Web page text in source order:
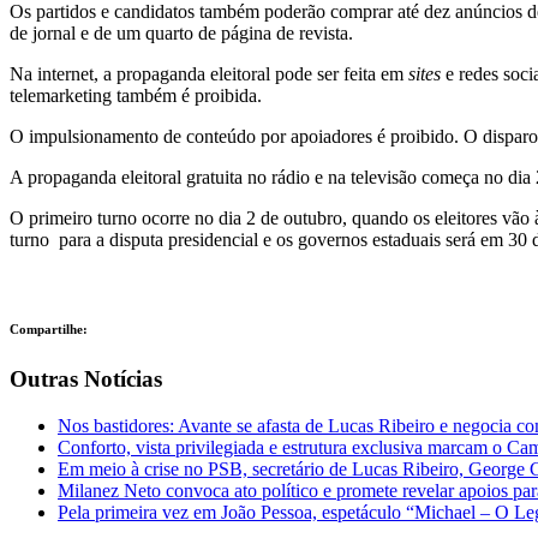
Os partidos e candidatos também poderão comprar até dez
de jornal e de um quarto de página de revista.
Na internet, a propaganda eleitoral pode ser feita em sites e redes
telemarketing também é proibida.
O impulsionamento de conteúdo por apoiadores é proibido. O
A propaganda eleitoral gratuita no rádio e na televisão começa no dia
O primeiro turno ocorre no dia 2 de outubro, quando os eleitores vão
turno para a disputa presidencial e os governos estaduais será em 30
Compartilhe:
Outras Notícias
Nos bastidores: Avante se afasta de Lucas Ribeiro e negocia
Conforto, vista privilegiada e estrutura exclusiva marcam o
Em meio à crise no PSB, secretário de Lucas Ribeiro,
Milanez Neto convoca ato político e promete revelar apoios
Pela primeira vez em João Pessoa, espetáculo “Michael – O